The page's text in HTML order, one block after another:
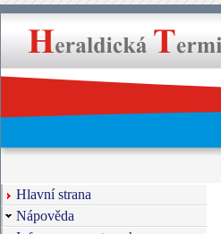
Hlavní strana
Nápověda